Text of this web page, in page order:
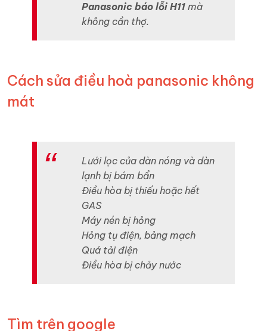
Panasonic báo lỗi H11 mà
không cần thợ.
Cách sửa điều hoà panasonic không
mát
Lưới lọc của dàn nóng và dàn
lạnh bị bám bẩn
Điều hòa bị thiếu hoặc hết
GAS
Máy nén bị hỏng
Hỏng tụ điện, bảng mạch
Quá tải điện
Điều hòa bị chảy nước
Tìm trên google